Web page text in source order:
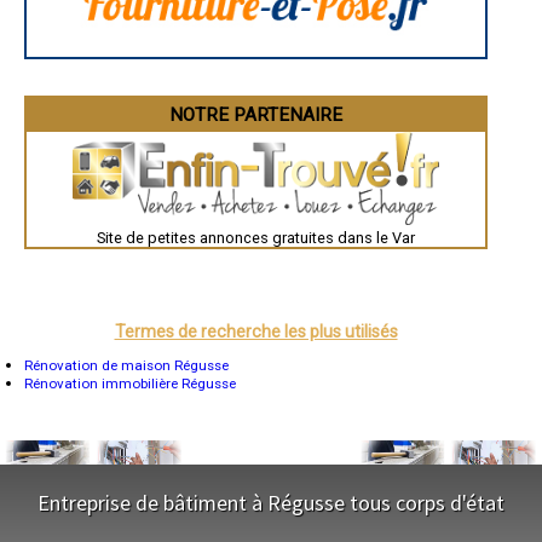
Besançon
Évreux
Brest
Toulouse
Bordeaux
Montpellier
Rennes
Nantes
Orléans
Mende
Angers
Reims
Saint-Dizier
NOTRE PARTENAIRE
Site de petites annonces gratuites dans le Var
Termes de recherche les plus utilisés
Rénovation de maison Régusse
Rénovation immobilière Régusse
Entreprise de bâtiment à Régusse tous corps d'état